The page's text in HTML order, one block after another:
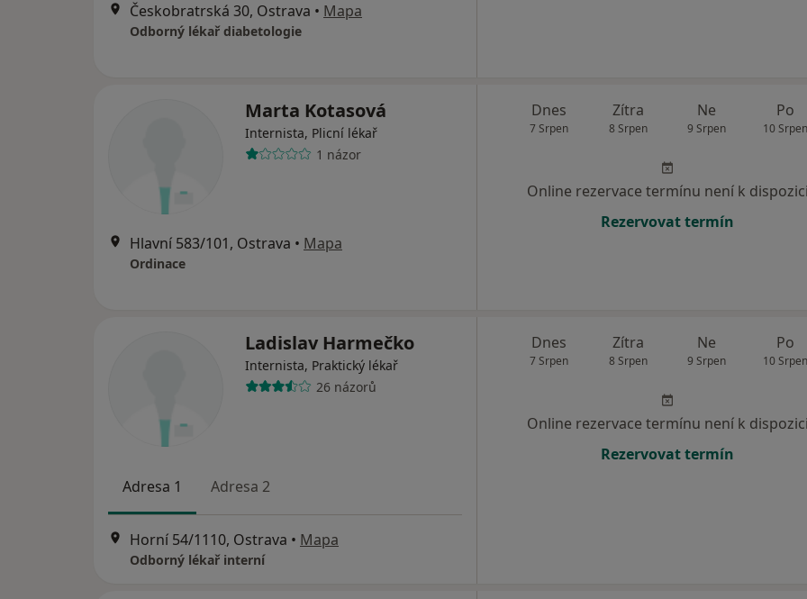
Českobratrská 30, Ostrava • Mapa
Odborný lékař diabetologie
Marta Kotasová
Internista, Plicní lékař
1 názor
Hlavní 583/101, Ostrava • Mapa
Ordinace
Dnes
7 Srpen
Zítra
8 Srpen
Ne
9 Srpen
Po
10 Srpen
Online rezervace termínu není k dispozici
Rezervovat termín
Ladislav Harmečko
Internista, Praktický lékař
26 názorů
Adresa 1 Adresa 2
Horní 54/1110, Ostrava • Mapa
Odborný lékař interní
Dnes
7 Srpen
Zítra
8 Srpen
Ne
9 Srpen
Po
10 Srpen
Online rezervace termínu není k dispozici
Rezervovat termín